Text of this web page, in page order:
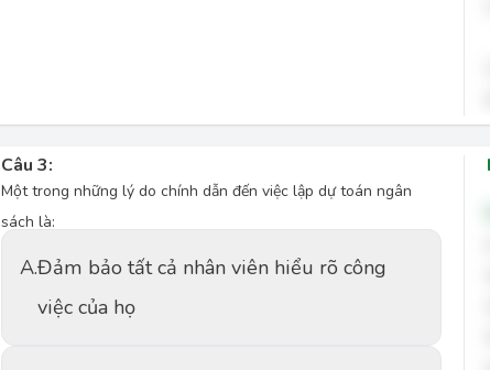
Câu 3:
Một trong những lý do chính dẫn đến việc lập dự toán ngân
sách là:
A.Đảm bảo tất cả nhân viên hiểu rõ công
việc của họ